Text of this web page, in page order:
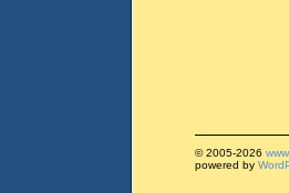
© 2005-2026
powered by